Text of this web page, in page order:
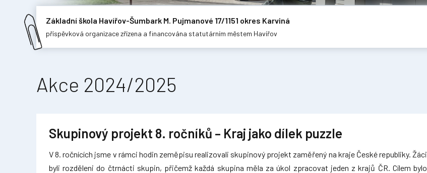
Základní škola Havířov-Šumbark M. Pujmanové 17/1151 okres Karviná
příspěvková organizace zřízena a financována statutárním městem Havířov
Akce 2024/2025
Skupinový projekt 8. ročníků – Kraj jako dílek puzzle
V 8. ročnících jsme v rámci hodin zeměpisu realizovali skupinový projekt zaměřený na kraje České republiky. Žáci
byli rozděleni do čtrnácti skupin, přičemž každá skupina měla za úkol zpracovat jeden z krajů ČR. Cílem bylo